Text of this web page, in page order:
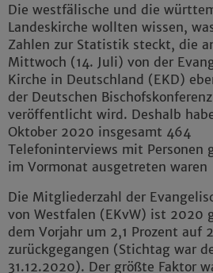
Die westfälische und die
Landeskirche wollten wissen,
Zahlen zur Statistik steckt, die
Mittwoch (14. Juli) von der
Kirche in Deutschland (EKD)
der Deutschen Bischofskonferenz
veröffentlicht wird. Deshalb
Oktober 2020 insgesamt 464
Telefoninterviews mit Personen
im Vormonat ausgetreten waren
Die Mitgliederzahl der
von Westfalen (EKvW) ist 2020
dem Vorjahr um 2,1 Prozent auf
zurückgegangen (Stichtag war
31.12.2020). Der größte Faktor